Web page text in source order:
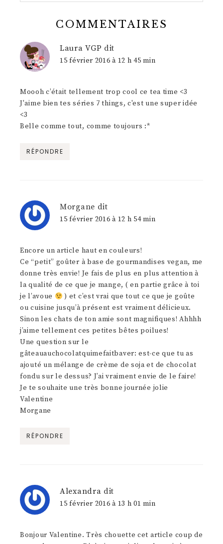
COMMENTAIRES
Laura VGP dit
15 février 2016 à 12 h 45 min
Moooh c’était tellement trop cool ce tea time <3
J'aime bien tes séries 7 things, c'est une super idée
<3
Belle comme tout, comme toujours :*
RÉPONDRE
Morgane dit
15 février 2016 à 12 h 54 min
Encore un article haut en couleurs!
Ce “petit” goûter à base de gourmandises vegan, me
donne très envie! Je fais de plus en plus attention à
la qualité de ce que je mange, ( en partie grâce à toi
je l’avoue
) et c’est vrai que tout ce que je goûte
ou cuisine jusqu’à présent est vraiment délicieux.
Sinon les chats de ton amie sont magnifiques! Ahhhh
j’aime tellement ces petites bêtes poilues!
Une question sur le
gâteauauchocolatquimefaitbaver: est-ce que tu as
ajouté un mélange de crème de soja et de chocolat
fondu sur le dessus? J’ai vraiment envie de le faire!
Je te souhaite une très bonne journée jolie
Valentine
Morgane
RÉPONDRE
Alexandra dit
15 février 2016 à 13 h 01 min
Bonjour Valentine. Très chouette cet article coup de